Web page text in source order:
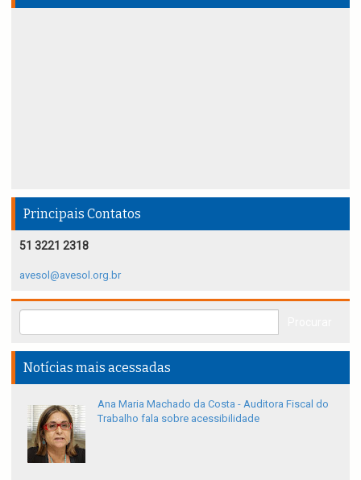
Principais Contatos
51 3221 2318
avesol@avesol.org.br
Notícias mais acessadas
Ana Maria Machado da Costa - Auditora Fiscal do
Trabalho fala sobre acessibilidade